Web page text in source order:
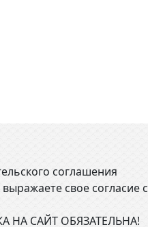
соглашения
свое согласие с
САЙТ ОБЯЗАТЕЛЬНА!